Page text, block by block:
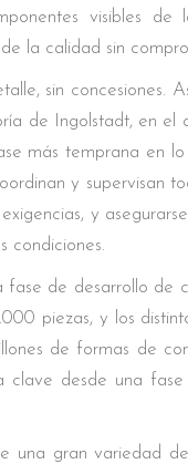
visibles
la calidad sin
sin
de Ingolstadt, en el
más temprana en
y supervisan
y
condiciones.
de desarrollo de
piezas, y los
de formas de
clave desde una
una gran variedad